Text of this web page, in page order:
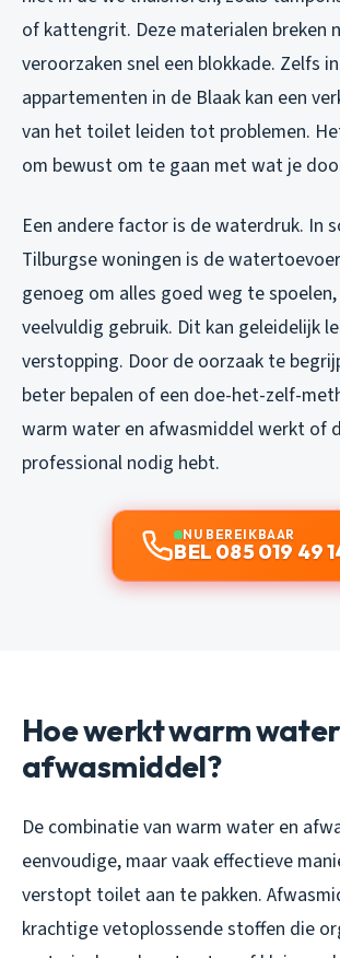
of kattengrit. Deze materialen breken
veroorzaken snel een blokkade. Zelfs
appartementen in de Blaak kan een
van het toilet leiden tot problemen.
om bewust om te gaan met wat je
Een andere factor is de waterdruk. In
Tilburgse woningen is de
genoeg om alles goed weg te
veelvuldig gebruik. Dit kan geleidelijk
verstopping. Door de oorzaak te
beter bepalen of een doe-het-zelf-
warm water en afwasmiddel werkt of
professional nodig hebt.
NU BEREIKBAAR
BEL 085 019 49
Hoe werkt warm
afwasmiddel?
De combinatie van warm water en
eenvoudige, maar vaak effectieve
verstopt toilet aan te pakken.
krachtige vetoplossende stoffen die